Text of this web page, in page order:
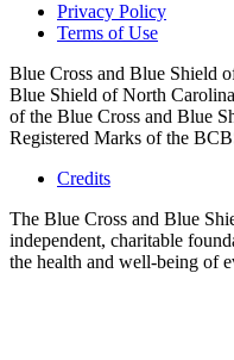
Privacy Policy
Terms of Use
Blue Cross and Blue Shield
Blue Shield of North
of the Blue Cross and Blue
Registered Marks of the
Credits
The Blue Cross and Blue
independent, charitable
the health and well-being of